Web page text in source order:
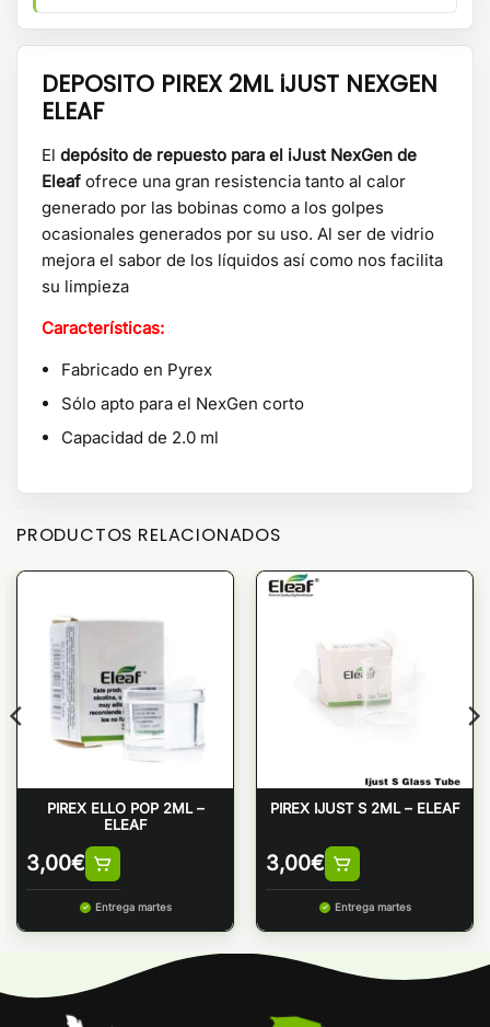
DEPOSITO PIREX 2ML iJUST NEXGEN
ELEAF
El depósito de repuesto para el iJust NexGen de
Eleaf ofrece una gran resistencia tanto al calor
generado por las bobinas como a los golpes
ocasionales generados por su uso. Al ser de vidrio
mejora el sabor de los líquidos así como nos facilita
su limpieza
Características:
Fabricado en Pyrex
Sólo apto para el NexGen corto
Capacidad de 2.0 ml
PRODUCTOS RELACIONADOS
PIREX ELLO POP 2ML –
ELEAF
3,00€
Entrega martes
PIREX IJUST S 2ML – ELEAF
3,00€
Entrega martes